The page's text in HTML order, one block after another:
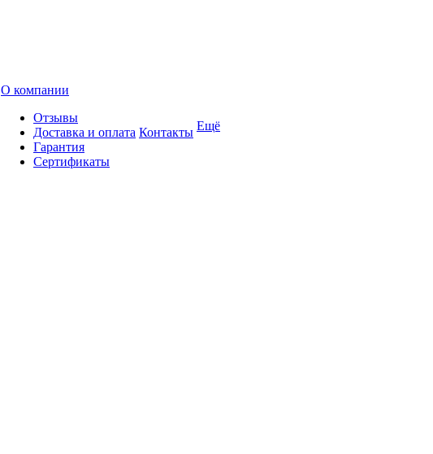
О компании
Отзывы
Доставка и оплата
Гарантия
Сертификаты
Контакты Ещё